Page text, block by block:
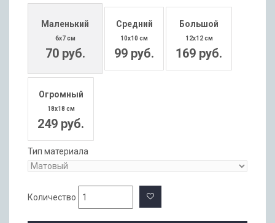
Маленький
6x7 см
70 руб.
Средний
10x10 см
99 руб.
Большой
12x12 см
169 руб.
Огромный
18x18 см
249 руб.
Тип материала
Количество